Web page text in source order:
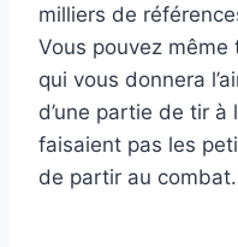
milliers de
Vous pouvez
qui vous donnera
d’une partie de tir à
faisaient pas les
de partir au combat.